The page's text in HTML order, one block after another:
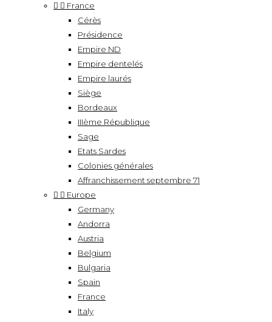
  France
Cérès
Présidence
Empire ND
Empire dentelés
Empire laurés
Siège
Bordeaux
IIIème République
Sage
Etats Sardes
Colonies générales
Affranchissement septembre 71
  Europe
Germany
Andorra
Austria
Belgium
Bulgaria
Spain
France
Italy